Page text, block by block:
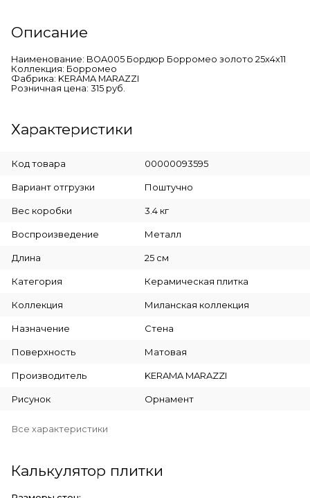
Описание
Наименование: BOA005 Бордюр Борромео золото 25x4x11
Коллекция: Борромео
Фабрика: KERAMA MARAZZI
Розничная цена: 315 руб.
Характеристики
Код товара 00000093595
Вариант отгрузки Поштучно
Вес коробки 3.4 кг
Воспроизведение Металл
Длина 25 см
Категория Керамическая плитка
Коллекция Миланская коллекция
Назначение Стена
Поверхность Матовая
Производитель KERAMA MARAZZI
Рисунок Орнамент
Все характеристики
Калькулятор плитки